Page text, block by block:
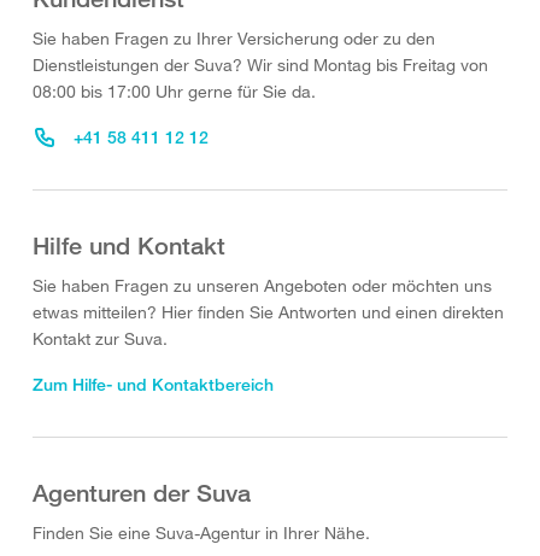
Sie haben Fragen zu Ihrer Versicherung oder zu den
Dienstleistungen der Suva? Wir sind Montag bis Freitag von
08:00 bis 17:00 Uhr gerne für Sie da.
+41 58 411 12 12
Hilfe und Kontakt
Sie haben Fragen zu unseren Angeboten oder möchten uns
etwas mitteilen? Hier finden Sie Antworten und einen direkten
Kontakt zur Suva.
Zum Hilfe- und Kontaktbereich
Agenturen der Suva
Finden Sie eine Suva-Agentur in Ihrer Nähe.